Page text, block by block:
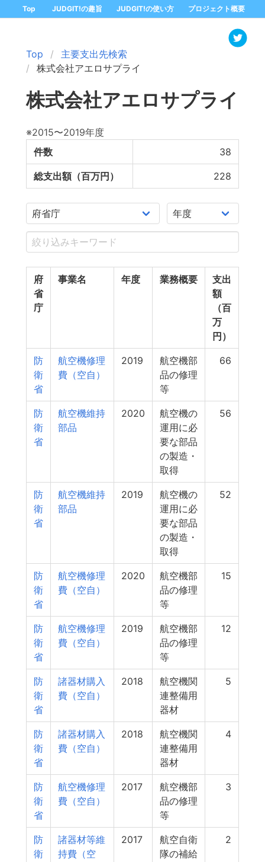
Top JUDGIT!の趣旨 JUDGIT!の使い方 プロジェクト概要
Top
主要支出先検索
株式会社アエロサプライ
株式会社アエロサプライ
※2015〜2019年度
件数
38
総支出額（百万円） 228
府
省
庁
事業名 年度 業務概要
支出
額
（百
万
円）
防
衛
省
航空機修理
費（空自）
2019
航空機部
品の修理
等
66
防
衛
省
航空機維持
部品
2020
航空機の
運用に必
要な部品
の製造・
取得
56
防
衛
省
航空機維持
部品
2019
航空機の
運用に必
要な部品
の製造・
取得
52
防
衛
省
航空機修理
費（空自）
2020
航空機部
品の修理
等
15
防
衛
省
航空機修理
費（空自）
2019
航空機部
品の修理
等
12
防
衛
省
諸器材購入
費（空自）
2018
航空機関
連整備用
器材
5
防
衛
省
諸器材購入
費（空自）
2018
航空機関
連整備用
器材
4
防
衛
省
航空機修理
費（空自）
2017
航空機部
品の修理
等
3
防
衛
諸器材等維
持費（空
2017
航空自衛
隊の補給
2